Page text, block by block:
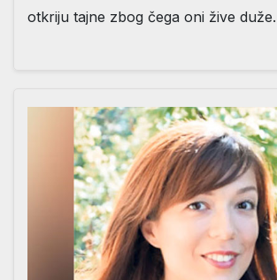
otkriju tajne zbog čega oni žive duže.